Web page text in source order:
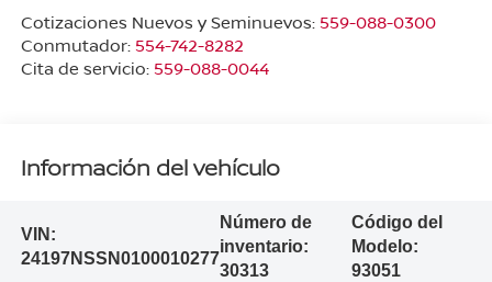
Cotizaciones Nuevos y Seminuevos: 559-088-0300
Conmutador: 554-742-8282
Cita de servicio: 559-088-0044
Información del vehículo
VIN:
24197NSSN0100010277
Número de
inventario:
30313
Código del
Modelo:
93051